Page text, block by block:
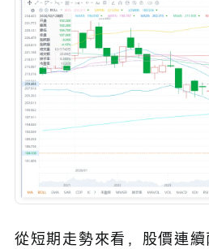
從短期走勢來看，股價連